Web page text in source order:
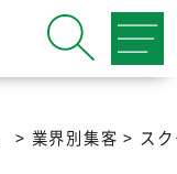
> 業界別集客 > ス